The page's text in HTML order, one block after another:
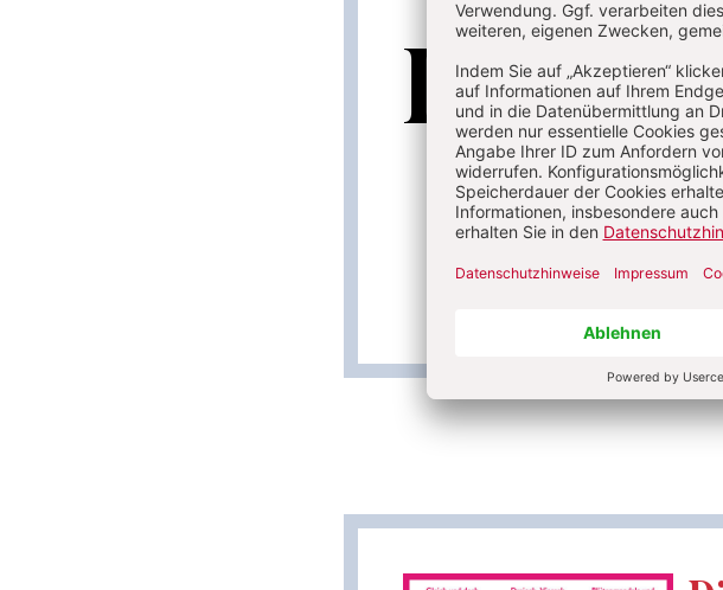
I
Lesen Sie das Gedicht vor
vervollständigen. Fragen Sie
handelt. Die Kinder können
mehrmaligen Vorlesen sicher
Die Kinder recherchieren über
Ameisengattungen – und